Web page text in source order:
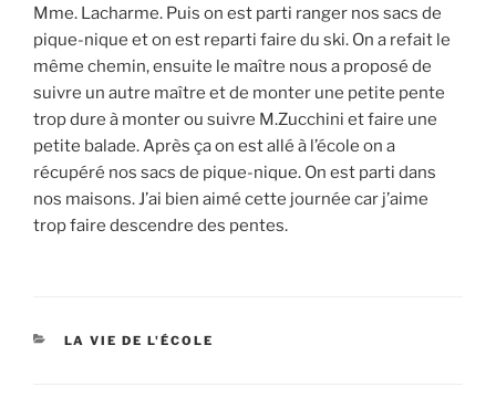
Mme. Lacharme. Puis on est parti ranger nos sacs de
pique-nique et on est reparti faire du ski. On a refait le
même chemin, ensuite le maître nous a proposé de
suivre un autre maître et de monter une petite pente
trop dure à monter ou suivre M.Zucchini et faire une
petite balade. Après ça on est allé à l’école on a
récupéré nos sacs de pique-nique. On est parti dans
nos maisons. J’ai bien aimé cette journée car j’aime
trop faire descendre des pentes.
CATÉGORIES
LA VIE DE L'ÉCOLE